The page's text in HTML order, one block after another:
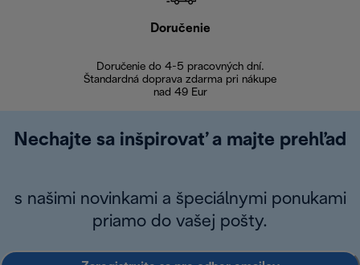
Doručenie
Doručenie do 4-5 pracovných dní.
Štandardná doprava zdarma pri nákupe
nad 49 Eur
Nechajte sa inšpirovať a majte prehľad
s našimi novinkami a špeciálnymi ponukami
priamo do vašej pošty.